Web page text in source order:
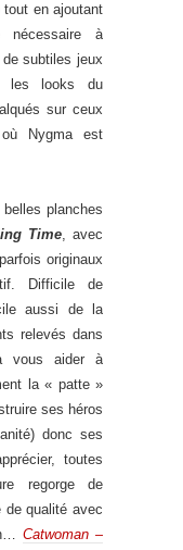
en ajoutant
nécessaire à
subtiles jeux
les looks du
sur ceux
Nygma est
planches
Time, avec
originaux
Difficile de
aussi de la
relevés dans
vous aider à
la « patte »
ses héros
donc ses
toutes
regorge de
de qualité avec
Catwoman –